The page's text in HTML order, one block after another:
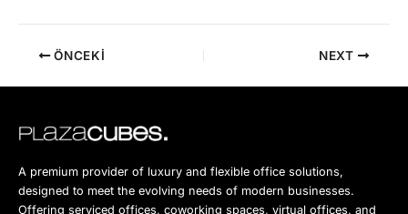
ÖNCEKI NEXT
A premium provider of luxury and flexible office solutions,
designed to meet the evolving needs of modern businesses.
Offering serviced offices, coworking spaces, virtual offices, and